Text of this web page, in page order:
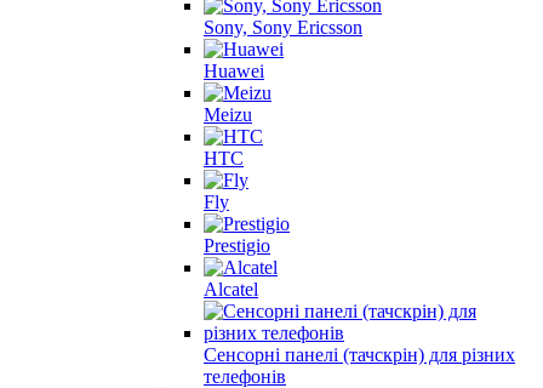
Sony, Sony Ericsson
Huawei
Meizu
HTC
Fly
Prestigio
Alcatel
Сенсорні панелі (тачскрін) для різних
телефонів